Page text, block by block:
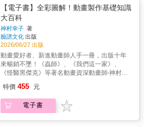
面，在琴鍵和五線譜上，「理性」地實踐他的
「感性」。【麥田PEOPLE書系】隈研吾的
點．線．面 ＼隈研吾我還能再看
到幾次滿月？ ＼坂本龍一 音樂使人自
由 ＼坂本龍一 蝦蟆的油：
黑澤明尋找黑澤明 ＼黑澤明
的音樂。這種作法代表音樂只是依賴、附屬於
影像的產物而已。我不希望音樂只是原封不動
地仿效畫面，我認為音樂絕不能淪為影像的附
屬品。＊如果要做，我就要做到第一名，因此
我並不認同無法成為第一也無所謂的想法。在
社會體制中，如果想要往更高更好的地方發
展，最終的目標就是第一。如果只要成為
「only one」就好，那麼這樣的想法毫無上進心
否則作曲家的命運轉眼之間就結束了。本書是
音樂創作的關係、如何捕捉創意，完整收錄其
職人哲學與人生感悟，結合具體的配樂案例，
真誠而又字字珠璣地細說作曲工作的方方面
紹給讀者。有趣又再現動畫製作現場、工作人
員對話的情境圖，也讓讀者像是跟著作者的腳
步親臨現場，從新手到成熟階段都像擁有一名
大前輩在前引導與解惑。也收錄動畫業界最新
技術及用語，「數位作畫」及「動畫用語」單
元、律表、Layout用紙、傳票等影印放大即可
使用的範本，與日本動畫業界無縫接軌！
【電子書】全彩圖解！動畫製作基礎知識
大百科
神村幸子 著
臉譜文化 出版
2026/06/27 出版
動畫愛好者、新進動畫師人手一冊，出版十年
來暢銷不墜！《蟲師》、《我們這一家》、
《怪醫黑傑克》等著名動畫資深動畫師‧神村幸
典動畫製作入行書，以親切的說明、豐富的圖
解及範例，廣受業界及學界喜愛。前半部「動
畫製作」以圖解方式說明從企畫、角色設計、
特價 455 元
電子書